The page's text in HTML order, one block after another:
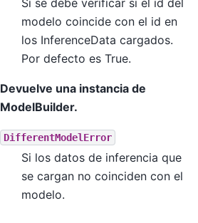
modelo coincide con el id en
los InferenceData cargados.
Por defecto es True.
Devuelve una instancia de
ModelBuilder.
DifferentModelError
Si los datos de inferencia que
se cargan no coinciden con el
modelo.